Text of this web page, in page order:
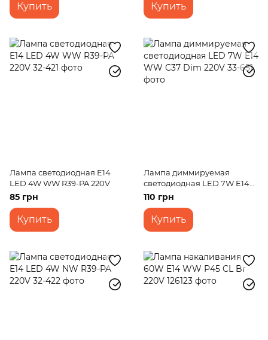
Купить Купить
Лампа светодиодная E14
LED 4W WW R39-PA 220V
85 грн
Купить
Лампа диммируемая
светодиодная LED 7W E14
WW C37 Dim 220V
110 грн
Купить